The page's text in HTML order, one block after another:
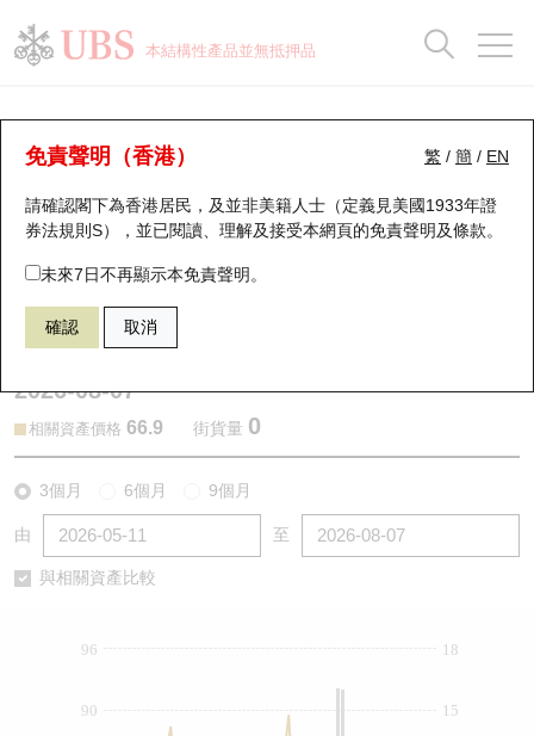
本結構性產品並無抵押品
繁 / 簡 / EN
免責聲明（香港）
請確認閣下為香港居民，及並非美籍人士（定義見美國1933年證
券法規則S），並已閱讀、理解及接受本網頁的免責聲明及條款。
未來7日不再顯示本免責聲明。
確認 取消
認股證分析儀
表現 街貨統計 比較
28854 瑞銀認沽 0981 中芯國際
2026-08-07
相關資產價格 66.9 街貨量 0
3個月 6個月 9個月
由 至
與相關資產比較
15
18
90
96
瑞銀認股證一覽
新發行瑞銀認股證
即將到期認股證
認股證到期結算價查詢
認股證分析儀
認股證/牛熊證日誌
街貨統計
比較
牛熊全景快搜
牛熊證搜尋
牛熊證街貨分佈圖
正股牛熊證列表
新發行瑞銀牛熊證
牛熊證到期結算價查詢
街貨統計
比較
十大升幅/跌幅
十大認股證成交分佈
十天股證佔大市成交
資金流
街貨統計
正股分析儀
二十大活躍股份
恒指成份股
國指成份股
科指成份股
中資ETFs溢價比較
持股比重
顯示所有持股比重
每月輪證大市專題
輪證專欄
講座及教育短片
認股證投資者教育
牛熊證投資者教育